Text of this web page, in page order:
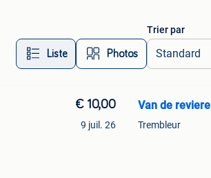
Liste Photos
Trier par
€ 10,00
9 juil. 26
Van de reviere
Trembleur